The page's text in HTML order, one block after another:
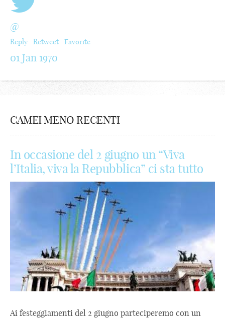
@
Reply Retweet Favorite
01 Jan 1970
CAMEI MENO RECENTI
In occasione del 2 giugno un “Viva
l’Italia, viva la Repubblica” ci sta tutto
Ai festeggiamenti del 2 giugno parteciperemo con un